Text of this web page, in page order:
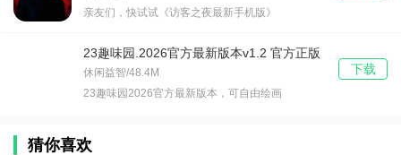
亲友们，快试试《访客之夜最新手机版》
23趣味园.2026官方最新版本v1.2 官方正版
休闲益智/48.4M
23趣味园2026官方最新版本，可自由绘画
下载
猜你喜欢